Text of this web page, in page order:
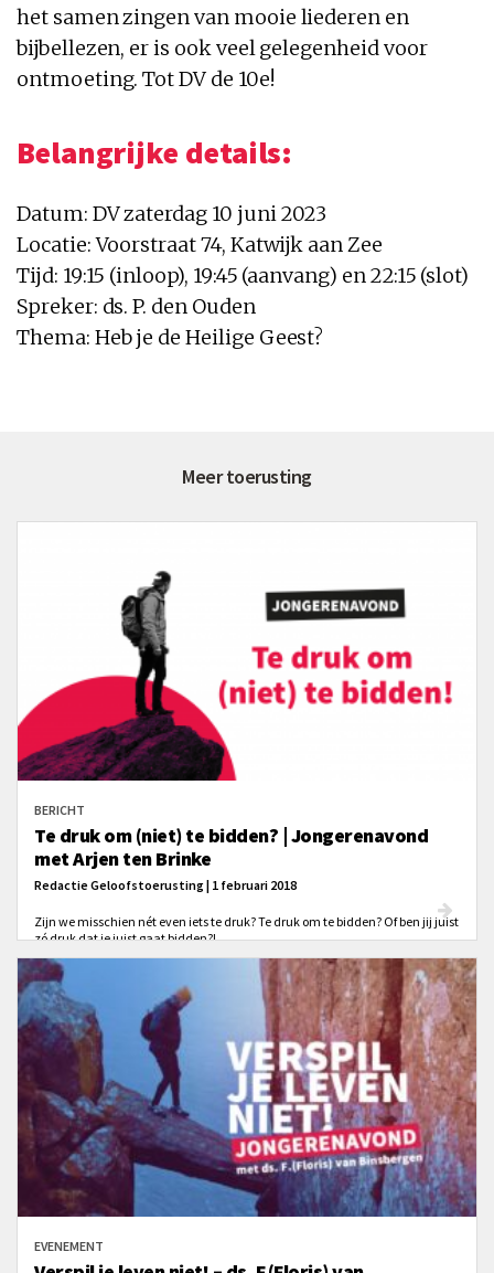
het samen zingen van mooie liederen en
bijbellezen, er is ook veel gelegenheid voor
ontmoeting. Tot DV de 10e!
Belangrijke details:
Datum: DV zaterdag 10 juni 2023
Locatie: Voorstraat 74, Katwijk aan Zee
Tijd: 19:15 (inloop), 19:45 (aanvang) en 22:15 (slot)
Spreker: ds. P. den Ouden
Thema: Heb je de Heilige Geest?
Meer toerusting
BERICHT
Te druk om (niet) te bidden? | Jongerenavond
met Arjen ten Brinke
Redactie Geloofstoerusting | 1 februari 2018
Zijn we misschien nét even iets te druk? Te druk om te bidden? Of ben jij juist
zó druk dat je juist gaat bidden?!
EVENEMENT